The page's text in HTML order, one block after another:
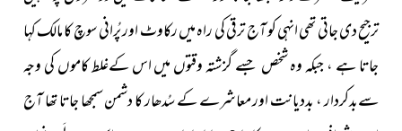
ترجیح دی جاتی تھی انہی کو آج ترقیکی راہمیں رکاوٹ اور پُرانی سوچ کا مالک کہا
جاتا ہے ، جبکہ وہ شخص جسے گزشتہ وقتوں میں اس کےغلط کاموں کی وجہ
سےبدکردار ، بددیانتاور معاشرے کے سُدھار کا دشمن سمجھا جاتا تھا آج